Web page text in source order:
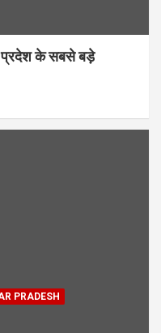
प्रदेश के सबसे बड़े
PRADESH